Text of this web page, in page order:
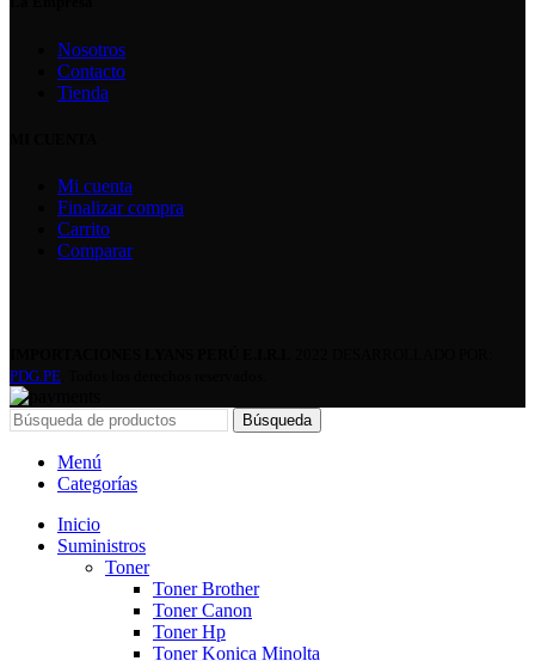
Nosotros
Contacto
Tienda
Mi cuenta
Finalizar compra
Carrito
Comparar
PDG.PE
Búsqueda
Menú
Categorías
Inicio
Suministros
Toner
Toner Brother
Toner Canon
Toner Hp
Toner Konica Minolta